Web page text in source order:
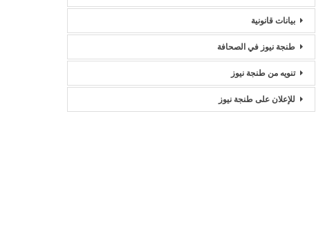
بيانات قانونية
طنجة نيوز في الصحافة
تنويه من طنجة نيوز
للإعلان على طنجة نيوز